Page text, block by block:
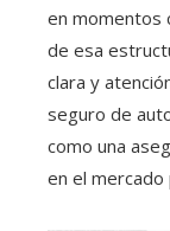
en momentos
de esa
clara y
seguro de
como una
en el mercado